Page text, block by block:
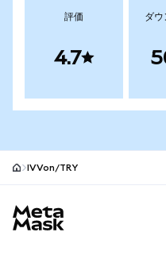
評価
4.7
ダウ
IVVon/TRY